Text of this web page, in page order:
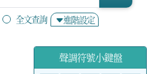
全文查詢 進階設定
聲調符號小鍵盤